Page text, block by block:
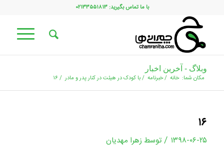
با ما تماس بگیرید: ۰۲۱۳۳۵۵۱۸۱۳
وبلاگ - آخرین اخبار
مکان شما: خانه /خبرنامه /با کودک در هیئت در کنار پدر و مادر / ۱۶
۱۶
۱۳۹۸-۰۶-۲۵ / توسط زهرا مهدیان